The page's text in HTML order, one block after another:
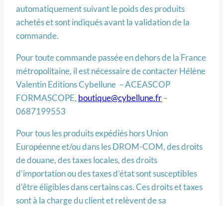
automatiquement suivant le poids des produits
achetés et sont indiqués avant la validation de la
commande.
Pour toute commande passée en dehors de la France
métropolitaine, il est nécessaire de contacter Hélène
Valentin Editions Cybellune – ACEASCOP
FORMASCOPE, boutique@cybellune.fr–
0687199553
Pour tous les produits expédiés hors Union
Européenne et/ou dans les DROM-COM, des droits
de douane, des taxes locales, des droits
d’importation ou des taxes d’état sont susceptibles
d’être éligibles dans certains cas. Ces droits et taxes
sont à la charge du client et relèvent de sa